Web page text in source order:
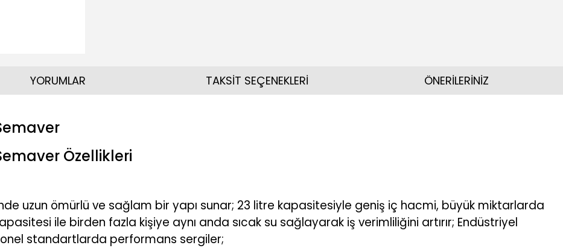
Özellikleri
uzun ömürlü ve sağlam bir yapı sunar; 23 litre kapasitesiyle geniş iç hacmi, büyük miktarlarda
ile birden fazla kişiye aynı anda sıcak su sağlayarak iş verimliliğini artırır; Endüstriyel
standartlarda performans sergiler;
YORUMLAR TAKSİT SEÇENEKLERİ ÖNERİLERİNİZ